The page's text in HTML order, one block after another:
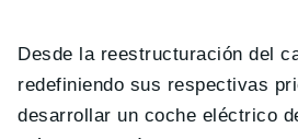
Desde la reestructuración del
redefiniendo sus respectivas
desarrollar un coche eléctrico